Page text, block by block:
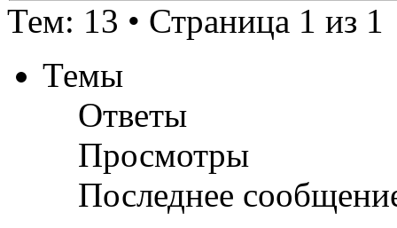
Тем: 13 • Страница 1 из 1
Темы
Ответы
Просмотры
Последнее